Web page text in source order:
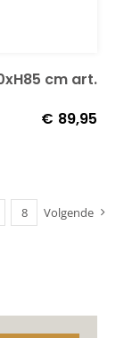
cm art.
€ 89,95
8 Volgende